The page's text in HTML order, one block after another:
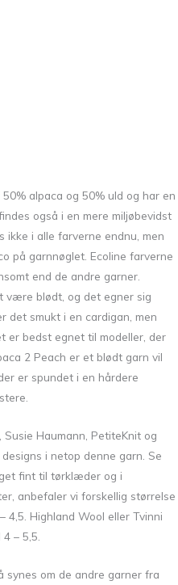
alpaca og 50% uld og har en
også i en mere miljøbevidst
ikke i alle farverne endnu, men
på garnnøglet. Ecoline farverne
end de andre garner.
være blødt, og det egner sig
det smukt i en cardigan, men
er bedst egnet til modeller, der
2 Peach er et blødt garn vil
er spundet i en hårdere
Haumann, PetiteKnit og
i netop denne garn. Se
fint til tørklæder og i
anbefaler vi forskellig størrelse
4,5. Highland Wool eller Tvinni
– 5,5.
synes om de andre garner fra